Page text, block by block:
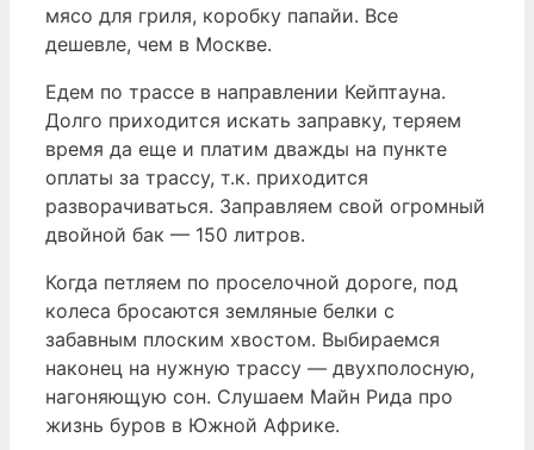
мясо для гриля, коробку папайи. Все
дешевле, чем в Москве.
Едем по трассе в направлении Кейптауна.
Долго приходится искать заправку, теряем
время да еще и платим дважды на пункте
оплаты за трассу, т.к. приходится
разворачиваться. Заправляем свой огромный
двойной бак — 150 литров.
Когда петляем по проселочной дороге, под
колеса бросаются земляные белки с
забавным плоским хвостом. Выбираемся
наконец на нужную трассу — двухполосную,
нагоняющую сон. Слушаем Майн Рида про
жизнь буров в Южной Африке.